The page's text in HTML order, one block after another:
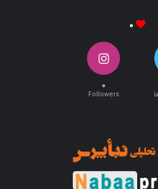
۰
Followers